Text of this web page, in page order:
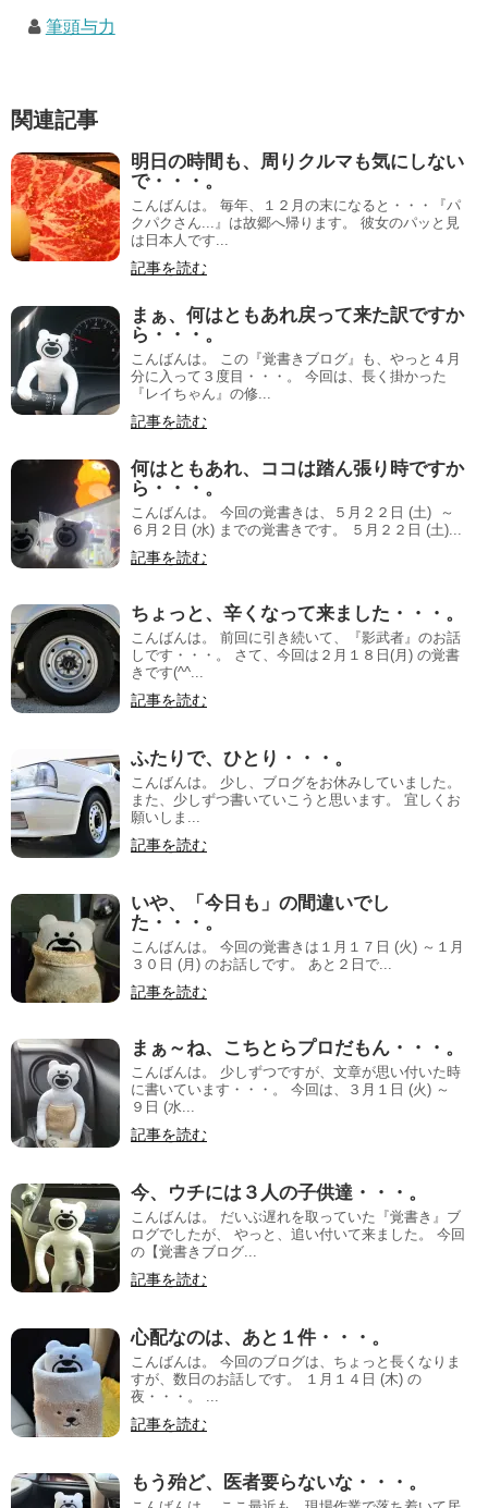
筆頭与力
関連記事
明日の時間も、周りクルマも気にしない
で・・・。
こんばんは。 毎年、１２月の末になると・・・『パ
クパクさん...』は故郷へ帰ります。 彼女のパッと見
は日本人です...
記事を読む
まぁ、何はともあれ戻って来た訳ですか
ら・・・。
こんばんは。 この『覚書きブログ』も、やっと４月
分に入って３度目・・・。 今回は、長く掛かった
『レイちゃん』の修...
記事を読む
何はともあれ、ココは踏ん張り時ですか
ら・・・。
こんばんは。 今回の覚書きは、５月２２日 (土) ～
６月２日 (水) までの覚書きです。 ５月２２日 (土)...
記事を読む
ちょっと、辛くなって来ました・・・。
こんばんは。 前回に引き続いて、『影武者』のお話
しです・・・。 さて、今回は２月１８日(月) の覚書
きです(^^...
記事を読む
ふたりで、ひとり・・・。
こんばんは。 少し、ブログをお休みしていました。
また、少しずつ書いていこうと思います。 宜しくお
願いしま...
記事を読む
いや、「今日も」の間違いでし
た・・・。
こんばんは。 今回の覚書きは１月１７日 (火) ～１月
３０日 (月) のお話しです。 あと２日で...
記事を読む
まぁ～ね、こちとらプロだもん・・・。
こんばんは。 少しずつですが、文章が思い付いた時
に書いています・・・。 今回は、３月１日 (火) ～
９日 (水...
記事を読む
今、ウチには３人の子供達・・・。
こんばんは。 だいぶ遅れを取っていた『覚書き』ブ
ログでしたが、 やっと、追い付いて来ました。 今回
の【覚書きブログ...
記事を読む
心配なのは、あと１件・・・。
こんばんは。 今回のブログは、ちょっと長くなりま
すが、数日のお話しです。 １月１４日 (木) の
夜・・・。 ...
記事を読む
もう殆ど、医者要らないな・・・。